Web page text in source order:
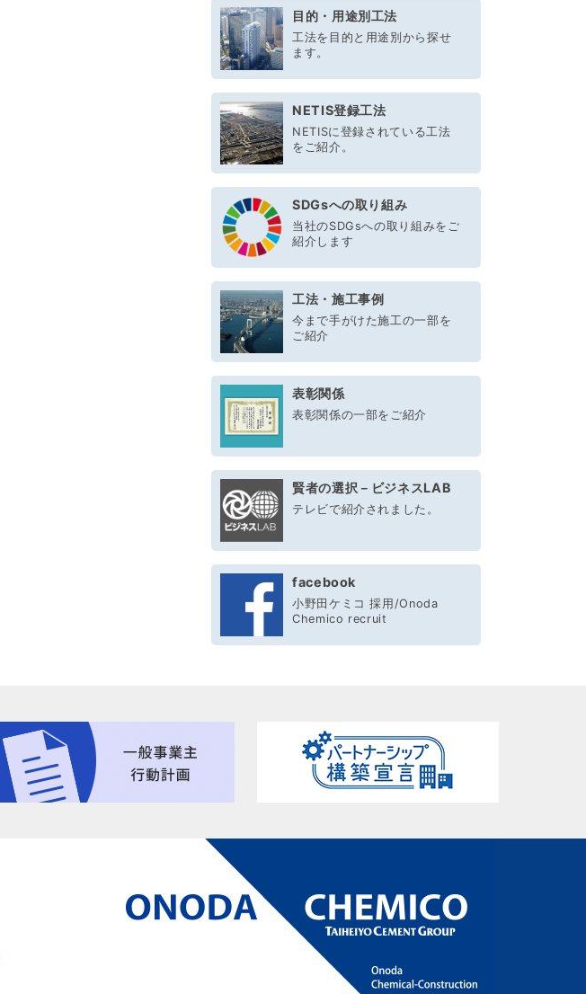
目的・用途別工法
工法を目的と用途別から探せ
ます。
NETIS登録工法
NETISに登録されている工法
をご紹介。
SDGsへの取り組み
当社のSDGsへの取り組みをご
紹介します
工法・施工事例
今まで手がけた施工の一部を
ご紹介
表彰関係
表彰関係の一部をご紹介
賢者の選択－ビジネスLAB
テレビで紹介されました。
facebook
小野田ケミコ 採用/Onoda
Chemico recruit